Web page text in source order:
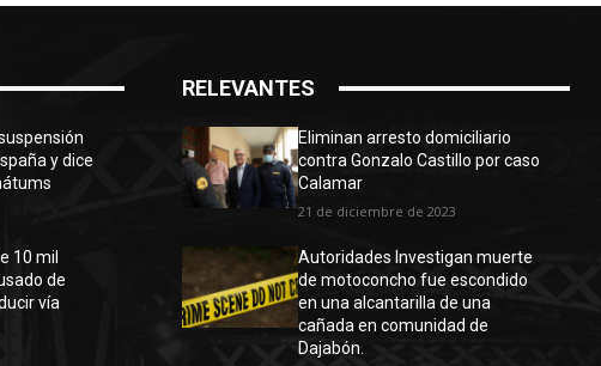
y dice
10 mil
de
vía
RELEVANTES
Eliminan arresto domiciliario
contra Gonzalo Castillo por caso
Calamar
21 de diciembre de 2023
Autoridades Investigan muerte
de motoconcho fue escondido
en una alcantarilla de una
cañada en comunidad de
Dajabón.